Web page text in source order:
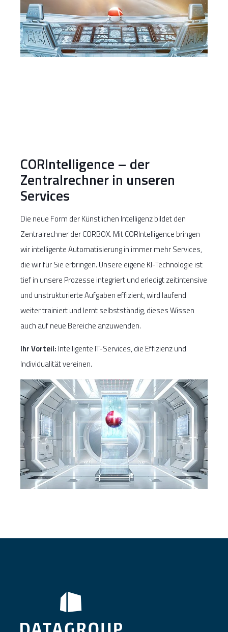
CORIntelligence – der
Zentralrechner in unseren
Services
Die neue Form der Künstlichen Intelligenz bildet den
Zentralrechner der CORBOX. Mit CORIntelligence bringen
wir intelligente Automatisierung in immer mehr Services,
die wir für Sie erbringen. Unsere eigene KI-Technologie ist
tief in unsere Prozesse integriert und erledigt zeitintensive
und unstrukturierte Aufgaben effizient, wird laufend
weiter trainiert und lernt selbstständig, dieses Wissen
auch auf neue Bereiche anzuwenden.
Ihr Vorteil: Intelligente IT-Services, die Effizienz und
Individualität vereinen.